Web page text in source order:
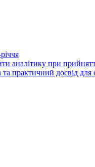
аналітику при
практичний досвід